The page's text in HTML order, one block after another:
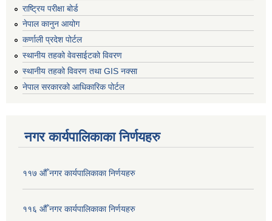
राष्ट्रिय परीक्षा बोर्ड
नेपाल कानुन आयोग
कर्णाली प्रदेश पोर्टल
स्थानीय तहको वेवसाईटको विवरण
स्थानीय तहको विवरण तथा GIS नक्सा
नेपाल सरकारको आधिकारिक पोर्टल
नगर कार्यपालिकाका निर्णयहरु
११७ औँ नगर कार्यपालिकाका निर्णयहरु
११६ औँ नगर कार्यपालिकाका निर्णयहरु